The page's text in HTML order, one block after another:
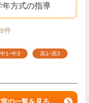
年方式の指導
件
中1~中3 高1~高3